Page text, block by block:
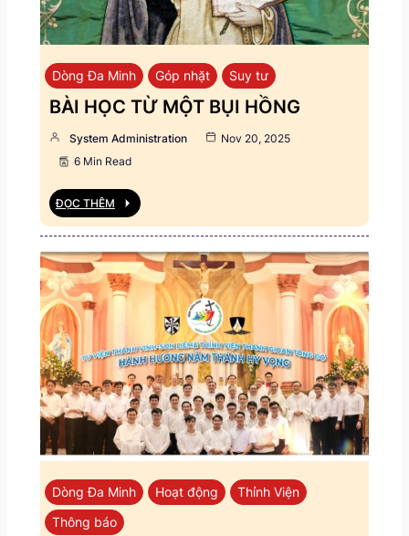
Dòng Đa Minh Góp nhặt Suy tư
BÀI HỌC TỪ MỘT BỤI HỒNG
System Administration
Nov 20, 2025
6 Min Read
ĐỌC THÊM
Dòng Đa Minh Hoạt động
Thỉnh Viện
Thông báo